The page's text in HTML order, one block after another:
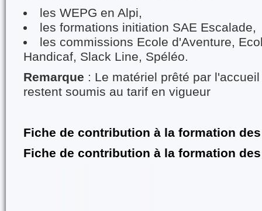
les WEPG en Alpi,
les formations initiation SAE Escalade,
les commissions Ecole d'Aventure,
Handicaf, Slack Line, Spéléo.
Remarque : Le matériel prêté par
restent soumis au tarif en vigueur
Fiche de contribution à la formation
Fiche de contribution à la formation